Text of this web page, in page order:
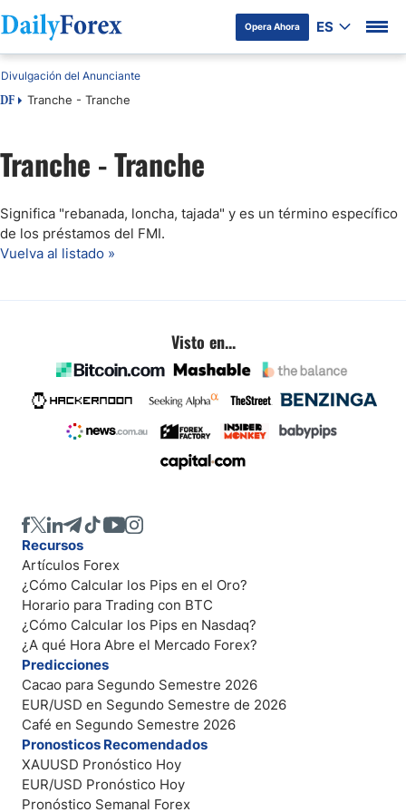
Opera Ahora ES
DF Tranche - Tranche
Divulgación del Anunciante
Tranche - Tranche
Significa "rebanada, loncha, tajada" y es un término específico
de los préstamos del FMI.
Vuelva al listado »
Visto en...
Recursos
Artículos Forex
¿Cómo Calcular los Pips en el Oro?
Horario para Trading con BTC
¿Cómo Calcular los Pips en Nasdaq?
¿A qué Hora Abre el Mercado Forex?
Predicciones
Cacao para Segundo Semestre 2026
EUR/USD en Segundo Semestre de 2026
Café en Segundo Semestre 2026
Pronosticos Recomendados
XAUUSD Pronóstico Hoy
EUR/USD Pronóstico Hoy
Pronóstico Semanal Forex